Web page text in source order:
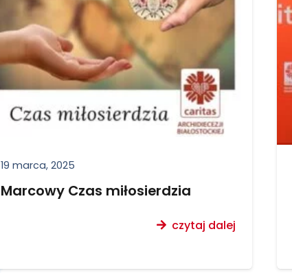
19 marca, 2025
Marcowy Czas miłosierdzia
czytaj dalej